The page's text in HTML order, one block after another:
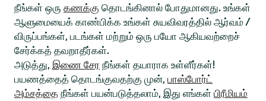
நீங்கள் ஒரு கணக்கு தொடங்கினால் போதுமானது. உங்கள்
ஆளுமையைக் காண்பிக்க உங்கள் சுயவிவரத்தில் ஆர்வம் /
விருப்பங்கள், படங்கள் மற்றும் ஒரு பயோ ஆகியவற்றைச்
சேர்க்கத் தவறாதீர்கள்.
அடுத்து, இணை சேர நீங்கள் தயாராக உள்ளீர்கள்!
பயணத்தைத் தொடங்குவதற்கு முன், பாஸ்போர்ட்
அம்சத்தை நீங்கள் பயன்படுத்தலாம், இது எங்கள் பிரீமியம்